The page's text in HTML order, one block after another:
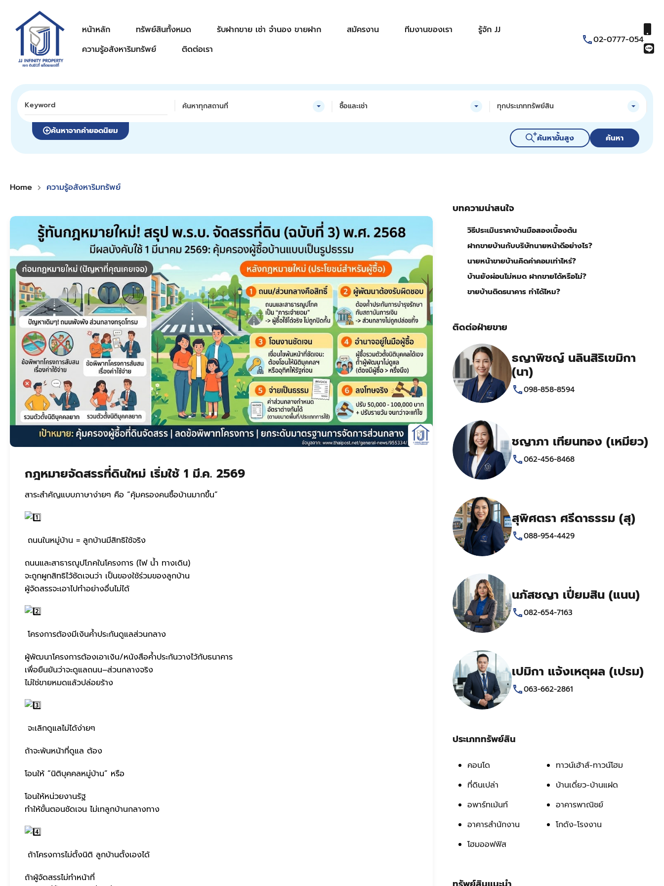
หน้าหลัก ทรัพย์สินทั้งหมด รับฝากขาย เช่า จำนอง ขายฝาก สมัครงาน ทีมงานของเรา
รู้จัก JJ
ความรู้อสังหาริมทรัพย์
ติดต่อเรา
02-0777-054
ค้นหาทุกสถานที่ ซื้อและเช่า ทุกประเภททรัพย์สิน
ค้นหาจากคำยอดนิยม
ค้นหาขั้นสูง ค้นหา
Home ความรู้อสังหาริมทรัพย์
กฎหมายจัดสรรที่ดินใหม่ เริ่มใช้ 1 มี.ค. 2569
สาระสำคัญแบบภาษาง่ายๆ คือ “คุ้มครองคนซื้อบ้านมากขึ้น”
ถนนในหมู่บ้าน = ลูกบ้านมีสิทธิใช้จริง
ถนนและสาธารณูปโภคในโครงการ (ไฟ น้ำ ทางเดิน)
จะถูกผูกสิทธิไว้ชัดเจนว่า เป็นของใช้ร่วมของลูกบ้าน
ผู้จัดสรรจะเอาไปทำอย่างอื่นไม่ได้
โครงการต้องมีเงินค้ำประกันดูแลส่วนกลาง
ผู้พัฒนาโครงการต้องเอาเงิน/หนังสือค้ำประกันวางไว้กับธนาคาร
เพื่อยืนยันว่าจะดูแลถนน–ส่วนกลางจริง
ไม่ใช่ขายหมดแล้วปล่อยร้าง
จะเลิกดูแลไม่ได้ง่ายๆ
ถ้าจะพ้นหน้าที่ดูแล ต้อง
โอนให้ “นิติบุคคลหมู่บ้าน” หรือ
โอนให้หน่วยงานรัฐ
ทำให้ขั้นตอนชัดเจน ไม่เทลูกบ้านกลางทาง
ถ้าโครงการไม่ตั้งนิติ ลูกบ้านตั้งเองได้
ถ้าผู้จัดสรรไม่ทำหน้าที่
บทความน่าสนใจ
วิธีประเมินราคาบ้านมือสองเบื้องต้น
ฝากขายบ้านกับบริษัทนายหน้าดีอย่างไร?
นายหน้าขายบ้านคิดค่าคอมเท่าไหร่?
บ้านยังผ่อนไม่หมด ฝากขายได้หรือไม่?
ขายบ้านติดธนาคาร ทำได้ไหม?
ติดต่อฝ่ายขาย
ธญาพิชญ์ นลินสิริเขมิกา
(นา)
098-858-8594
ชญาภา เทียนทอง (เหมียว)
062-456-8468
สุพิศตรา ศรีดาธรรม (สุ)
088-954-4429
นภัสชญา เปี่ยมสิน (แนน)
082-654-7163
เปมิกา แจ้งเหตุผล (เปรม)
063-662-2861
ประเภททรัพย์สิน
คอนโด
ทาวน์เฮ้าส์-ทาวน์โฮม
ที่ดินเปล่า
บ้านเดี่ยว-บ้านแฝด
อพาร์ทเม้นท์
อาคารพาณิชย์
อาคารสำนักงาน
โกดัง-โรงงาน
โฮมออฟฟิส